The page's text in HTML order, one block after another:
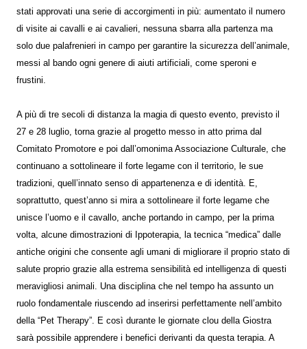
stati approvati una serie di accorgimenti in più: aumentato il numero
di visite ai cavalli e ai cavalieri, nessuna sbarra alla partenza ma
solo due palafrenieri in campo per garantire la sicurezza dell’animale,
messi al bando ogni genere di aiuti artificiali, come speroni e
frustini.
A più di tre secoli di distanza la magia di questo evento, previsto il
27 e 28 luglio, torna grazie al progetto messo in atto prima dal
Comitato Promotore e poi dall’omonima Associazione Culturale, che
continuano a sottolineare il forte legame con il territorio, le sue
tradizioni, quell’innato senso di appartenenza e di identità. E,
soprattutto, quest’anno si mira a sottolineare il forte legame che
unisce l’uomo e il cavallo, anche portando in campo, per la prima
volta, alcune dimostrazioni di Ippoterapia, la tecnica “medica” dalle
antiche origini che consente agli umani di migliorare il proprio stato di
salute proprio grazie alla estrema sensibilità ed intelligenza di questi
meravigliosi animali. Una disciplina che nel tempo ha assunto un
ruolo fondamentale riuscendo ad inserirsi perfettamente nell’ambito
della “Pet Therapy”. E così durante le giornate clou della Giostra
sarà possibile apprendere i benefici derivanti da questa terapia. A